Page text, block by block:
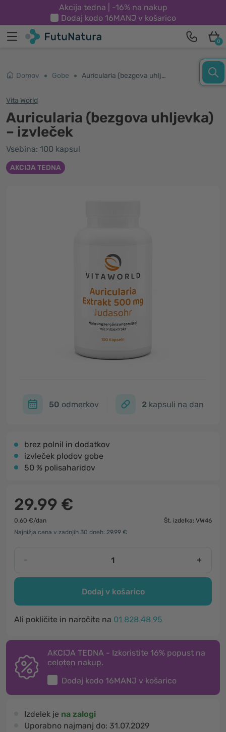
Akcija tedna | -16% na nakup
Dodaj kodo 16MANJ v košarico
0
Domov Gobe Auricularia (bezgova uhljevka) – izvleček
Vita World
Auricularia (bezgova uhljevka)
– izvleček
Vsebina: 100 kapsul
AKCIJA TEDNA
50 odmerkov 2 kapsuli na dan
brez polnil in dodatkov
izvleček plodov gobe
50 % polisaharidov
29.99 €
0.60 €/dan
Št. izdelka: VW46
Najnižja cena v zadnjih 30 dneh: 29.99 €
- +
Dodaj v košarico
Ali pokličite in naročite na 01 828 48 95
AKCIJA TEDNA - Izkoristite 16% popust na
celoten nakup.
Dodaj kodo 16MANJ v košarico
Izdelek je na zalogi
Uporabno najmanj do: 31.07.2029